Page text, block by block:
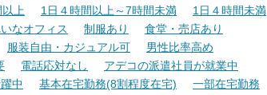
上 1日４時間以上～7時間未満
1日４時間未満
なオフィス 制服あり
食堂・売店あり
服装自由・カジュアル可
男性比率高め
電話応対なし
アデコの派遣社員が就業中
中 基本在宅勤務(8割程度在宅)
一部在宅勤務